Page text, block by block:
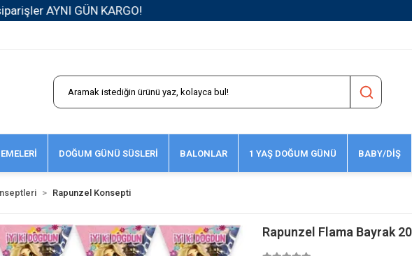
DOĞUM GÜNÜ SÜSLERİ BALONLAR 1 YAŞ DOĞUM GÜNÜ BABY/DİŞ
Rapunzel Konsepti
Rapunzel Flama Bayrak